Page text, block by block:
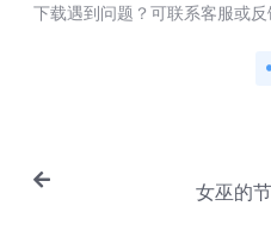
下载遇到问题？可联系客服或
女巫的